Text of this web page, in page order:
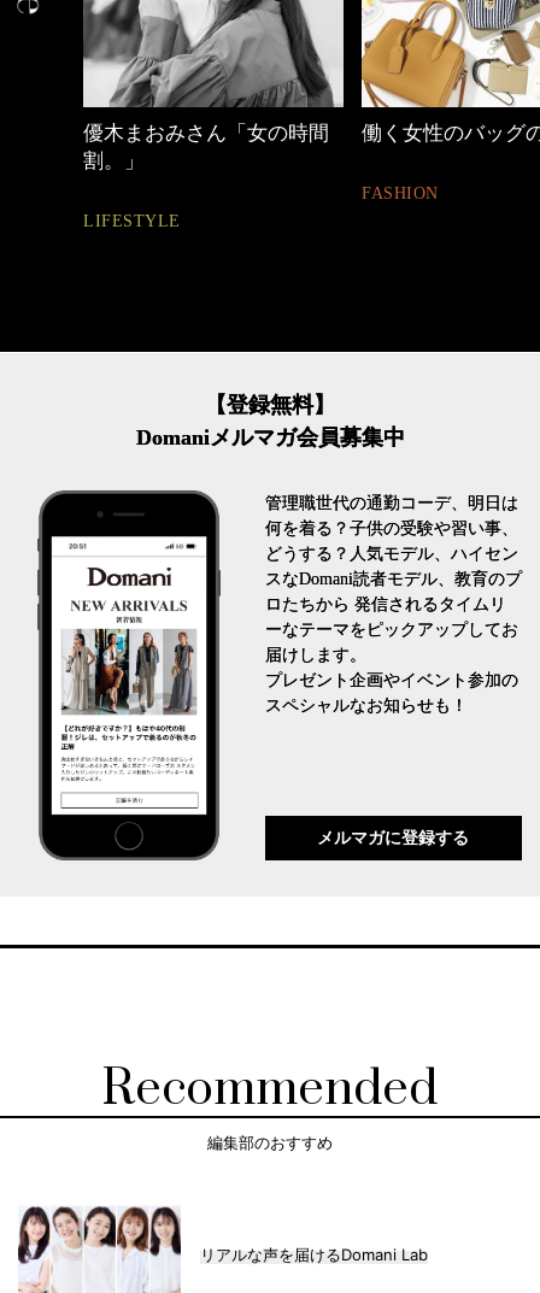
優木まおみさん「女の時間
割。」
LIFESTYLE
働く女性のバッグ
FASHION
【登録無料】
Domaniメルマガ会員募集中
管理職世代の通勤コーデ、明日は
何を着る？子供の受験や習い事、
どうする？人気モデル、ハイセン
スなDomani読者モデル、教育のプ
ロたちから 発信されるタイムリ
ーなテーマをピックアップしてお
届けします。
プレゼント企画やイベント参加の
スペシャルなお知らせも！
メルマガに登録する
Recommended
編集部のおすすめ
リアルな声を届けるDomani Lab